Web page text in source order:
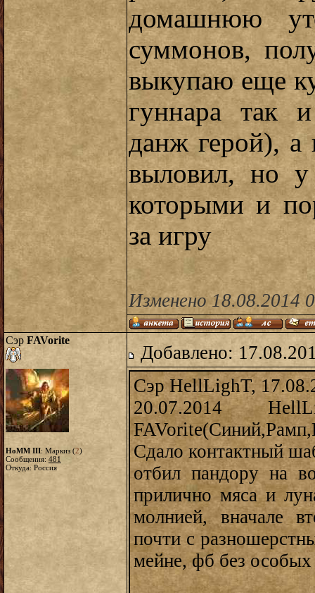
домашнюю
суммонов,
выкупаю еще
гуннара так
данж герой), а
выловил, но
которыми и
за игру
Изменено 18.08.2014
Сэр FAVorite
HoMM III: Маркиз (2)
Сообщения: 481
Откуда: Россия
Добавлено:
Сэр HellLighT,
20.07.2014
Сдало контактный
отбил пандору на
прилично мяса и
молнией, вначале
почти с
мейне, фб без особых